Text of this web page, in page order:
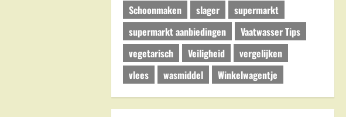
Schoonmaken
slager
supermarkt
supermarkt aanbiedingen
Vaatwasser Tips
vegetarisch
Veiligheid
vergelijken
vlees
wasmiddel Winkelwagentje